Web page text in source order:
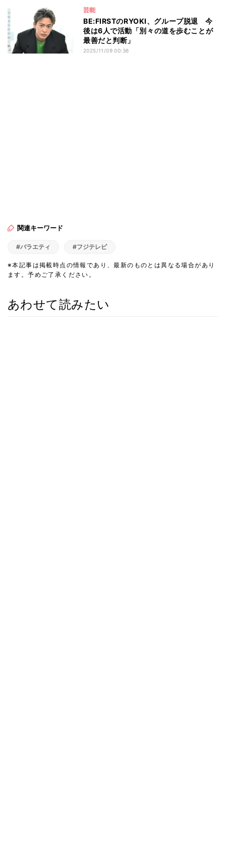
芸能
BE:FIRSTのRYOKI、グループ脱退 今
後は6人で活動「別々の道を歩むことが
最善だと判断」
2025/11/09 00:36
関連キーワード
#バラエティ #フジテレビ
※本記事は掲載時点の情報であり、最新のものとは異なる場合があり
ます。予めご了承ください。
あわせて読みたい